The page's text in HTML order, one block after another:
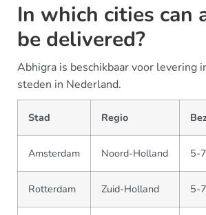
In which cities can
be delivered?
Abhigra is beschikbaar voor levering
steden in Nederland.
Stad Regio
Amsterdam Noord-Holland 5-
Rotterdam Zuid-Holland 5-